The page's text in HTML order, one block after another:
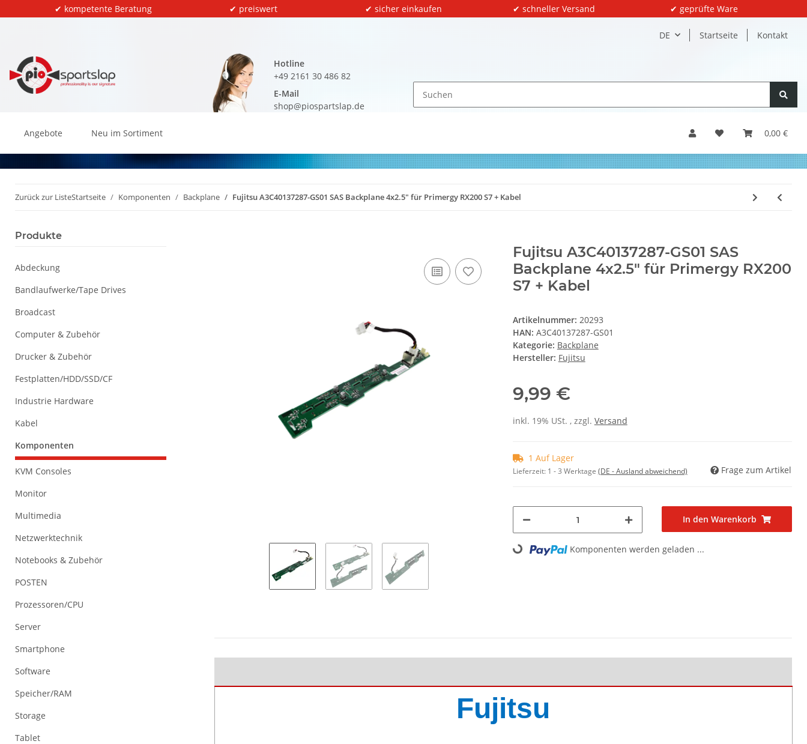
✔ kompetente Beratung ✔ preiswert ✔ sicher einkaufen ✔ schneller Versand ✔ geprüfte Ware
DE Startseite Kontakt
Hotline
+49 2161 30 486 82
E-Mail
shop@piospartslap.de
0,00 €
Angebote Neu im Sortiment
Zurück zur ListeStartseite Komponenten Backplane Fujitsu A3C40137287-GS01 SAS Backplane 4x2.5" für Primergy RX200 S7 + Kabel
Fujitsu A3C40137287-GS01 SAS
Backplane 4x2.5" für Primergy RX200
S7 + Kabel
Artikelnummer: 20293
HAN: A3C40137287-GS01
Kategorie: Backplane
Hersteller: Fujitsu
9,99 €
inkl. 19% USt. , zzgl. Versand
1 Auf Lager
Lieferzeit: 1 - 3 Werktage (DE - Ausland abweichend) Frage zum Artikel
In den Warenkorb
Loading... Komponenten werden geladen ...
Fujitsu
Produkte
Abdeckung
Bandlaufwerke/Tape Drives
Broadcast
Computer & Zubehör
Drucker & Zubehör
Festplatten/HDD/SSD/CF
Industrie Hardware
Kabel
Komponenten
KVM Consoles
Monitor
Multimedia
Netzwerktechnik
Notebooks & Zubehör
POSTEN
Prozessoren/CPU
Server
Smartphone
Software
Speicher/RAM
Storage
Tablet